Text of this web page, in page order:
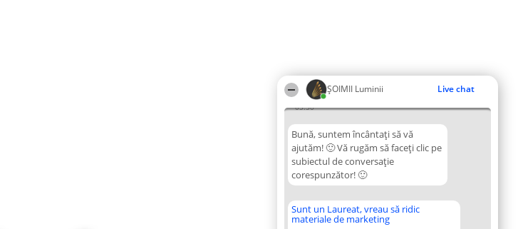
ȘOIMII Luminii Live chat
05:50
Bună, suntem încântați să vă
ajutăm! 🙂 Vă rugăm să faceți clic pe
subiectul de conversație
corespunzător! 🙂
Sunt un Laureat, vreau să ridic
materiale de marketing